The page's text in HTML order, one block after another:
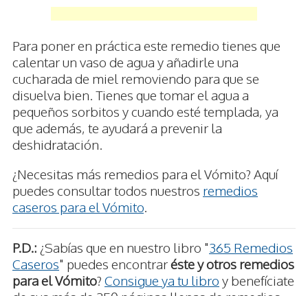
Para poner en práctica este remedio tienes que
calentar un vaso de agua y añadirle una
cucharada de miel removiendo para que se
disuelva bien. Tienes que tomar el agua a
pequeños sorbitos y cuando esté templada, ya
que además, te ayudará a prevenir la
deshidratación.
¿Necesitas más remedios para el Vómito? Aquí
puedes consultar todos nuestros remedios
caseros para el Vómito.
P.D.: ¿Sabías que en nuestro libro "365 Remedios
Caseros" puedes encontraréste y otros remedios
para el Vómito? Consigue ya tu libro y benefíciate